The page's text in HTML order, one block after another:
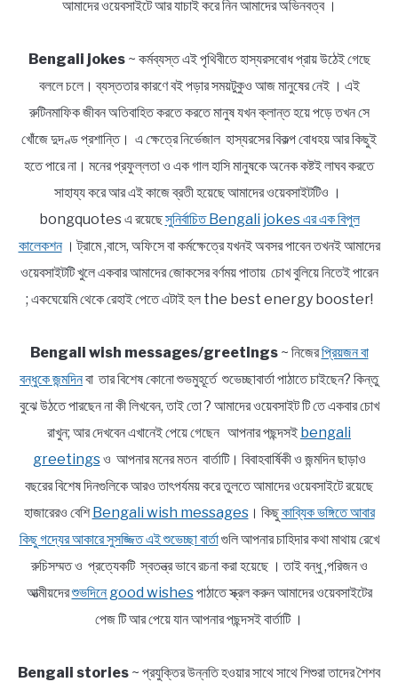
আমাদের ওয়েবসাইটে আর যাচাই করে নিন আমাদের অভিনবত্ব ।
Bengali jokes~ কর্মব্যস্ত এই পৃথিবীতে হাস্যরসবোধ প্রায় উঠেই গেছে
বললে চলে। ব্যস্ততার কারণে বই পড়ার সময়টুকুও আজ মানুষের নেই । এই
রুটিনমাফিক জীবন অতিবাহিত করতে করতে মানুষ যখন ক্লান্ত হয়ে পড়ে তখন সে
খোঁজে দুদণ্ড প্রশান্তি। এ ক্ষেত্রে নির্ভেজাল হাস্যরসের বিকল্প বোধহয় আর কিছুই
হতে পারে না। মনের প্রফুল্লতা ও এক গাল হাসি মানুষকে অনেক কষ্টই লাঘব করতে
সাহায্য করে আর এই কাজে ব্রতী হয়েছে আমাদের ওয়েবসাইটটিও ।
bongquotes এ রয়েছেসুনির্বাচিত Bengali jokes এর এক বিপুল
কালেকশন। ট্রামে ,বাসে, অফিসে বা কর্মক্ষেত্রে যখনই অবসর পাবেন তখনই আমাদের
ওয়েবসাইটটি খুলে একবার আমাদের জোকসের বর্ণময় পাতায় চোখ বুলিয়ে নিতেই পারেন
; একঘেয়েমি থেকে রেহাই পেতে এটাই হল the best energy booster!
Bengali wish messages/greetings~ নিজেরপ্রিয়জন বা
বন্ধুকে জন্মদিনবা তার বিশেষ কোনো শুভমুহূর্তে শুভেচ্ছাবার্তা পাঠাতে চাইছেন? কিন্তু
বুঝে উঠতে পারছেন না কী লিখবেন, তাই তো ? আমাদের ওয়েবসাইট টি তে একবার চোখ
রাখুন; আর দেখবেন এখানেই পেয়ে গেছেন আপনার পছন্দসই bengali
greetingsও আপনার মনের মতন বার্তাটি। বিবাহবার্ষিকী ও জন্মদিন ছাড়াও
বছরের বিশেষ দিনগুলিকে আরও তাৎপর্যময় করে তুলতে আমাদের ওয়েবসাইটে রয়েছে
হাজারেরও বেশিBengali wish messages। কিছুকাব্যিক ভঙ্গিতে আবার
কিছু গদ্যের আকারে সুসজ্জিত এই শুভেচ্ছা বার্তাগুলি আপনার চাহিদার কথা মাথায় রেখে
রুচিসম্মত ও প্রত্যেকটি স্বতন্ত্র ভাবে রচনা করা হয়েছে । তাই বন্ধু ,পরিজন ও
আত্মীয়দেরশুভদিনে good wishesপাঠাতে স্ক্রল করুন আমাদের ওয়েবসাইটের
পেজ টি আর পেয়ে যান আপনার পছন্দসই বার্তাটি ।
Bengali stories ~ প্রযুক্তির উন্নতি হওয়ার সাথে সাথে শিশুরা তাদের শৈশব